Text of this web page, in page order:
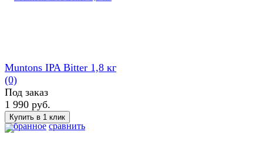
избранное сравнить
Muntons IPA Bitter 1,8 кг
(0)
Под заказ
1 990 руб.